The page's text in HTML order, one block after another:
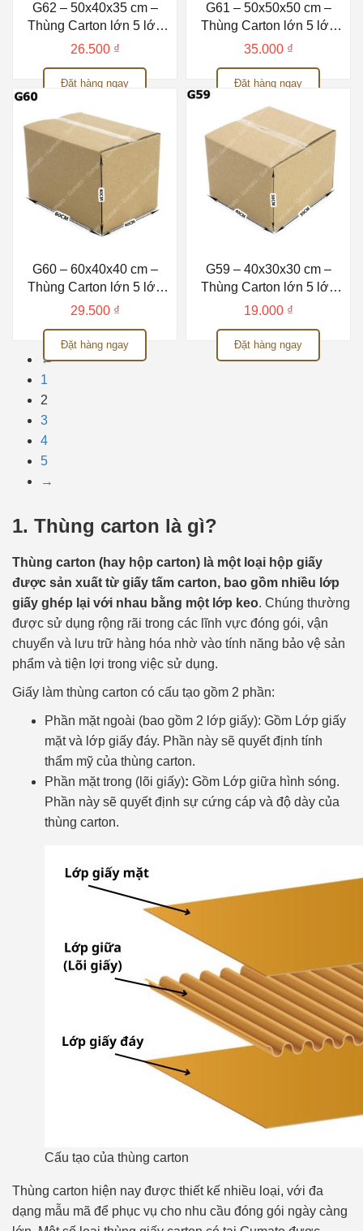
G62 – 50x40x35 cm –
Thùng Carton lớn 5 lớp
Gumato
26.500 ₫
Đặt hàng ngay
G61 – 50x50x50 cm –
Thùng Carton lớn 5 lớp
Gumato
35.000 ₫
Đặt hàng ngay
G60 – 60x40x40 cm –
Thùng Carton lớn 5 lớp
Gumato
29.500 ₫
Đặt hàng ngay
G59 – 40x30x30 cm –
Thùng Carton lớn 5 lớp
Gumato
19.000 ₫
Đặt hàng ngay
←
1
2
3
4
5
→
1. Thùng carton là gì?
Thùng carton (hay hộp carton) là một loại hộp giấy
được sản xuất từ giấy tấm carton, bao gồm nhiều lớp
giấy ghép lại với nhau bằng một lớp keo. Chúng thường
được sử dụng rộng rãi trong các lĩnh vực đóng gói, vận
chuyển và lưu trữ hàng hóa nhờ vào tính năng bảo vệ sản
phẩm và tiện lợi trong việc sử dụng.
Giấy làm thùng carton có cấu tạo gồm 2 phần:
Phần mặt ngoài (bao gồm 2 lớp giấy): Gồm Lớp giấy
mặt và lớp giấy đáy. Phần này sẽ quyết định tính
thẩm mỹ của thùng carton.
Phần mặt trong (lõi giấy): Gồm Lớp giữa hình sóng.
Phần này sẽ quyết định sự cứng cáp và độ dày của
thùng carton.
Cấu tạo của thùng carton
Thùng carton hiện nay được thiết kế nhiều loại, với đa
dạng mẫu mã để phục vụ cho nhu cầu đóng gói ngày càng